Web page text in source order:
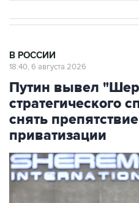
В РОССИИ
18:40, 6 августа 2026
Путин вывел
стратегического
снять
приватизации